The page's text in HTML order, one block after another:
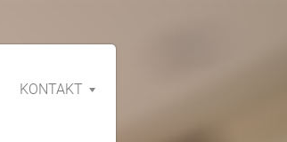
KONTAKT